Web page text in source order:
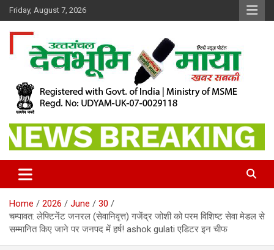
Skip
to
content
Friday, August 7, 2026
Dev Bhoomi Maya
Home 2026 June
30
चम्पावत: लेफ्टिनेंट जनरल (सेवानिवृत्त) गजेंद्र जोशी को परम विशिष्ट सेवा मेडल से
सम्मानित किए जाने पर जनपद में हर्ष! ashok gulati एडिटर इन चीफ